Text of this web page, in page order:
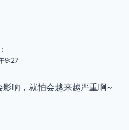
9:27
影响，就怕会越来越严重啊~